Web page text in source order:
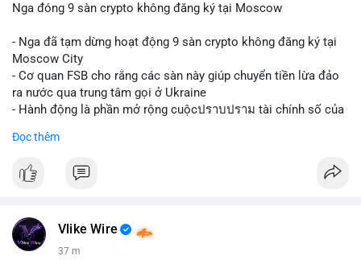
Nga đóng 9 sàn crypto không đăng ký tại Moscow
- Nga đã tạm dừng hoạt động 9 sàn crypto không đăng ký tại
Moscow City
- Cơ quan FSB cho rằng các sàn này giúp chuyển tiền lừa đảo
ra nước qua trung tâm gọi ở Ukraine
- Hành động là phần mở rộng cuộcปราบปราม tài chính số của
📰 Nguồn: Cointelegraph
Đọc thêm
Vlike Wire
37 m